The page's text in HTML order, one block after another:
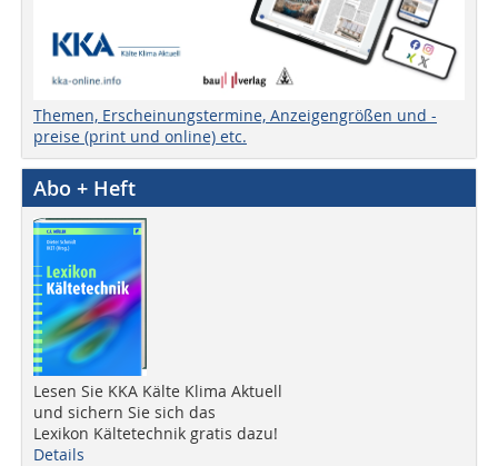
Themen, Erscheinungstermine, Anzeigengrößen und -
preise (print und online) etc.
Abo + Heft
Lesen Sie KKA Kälte Klima Aktuell
und sichern Sie sich das
Lexikon Kältetechnik gratis dazu!
Details